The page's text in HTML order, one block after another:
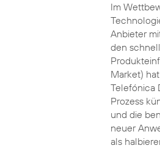
Im
Anbieter
den
Market)
Telefónica
Prozess
und die
neuer
als